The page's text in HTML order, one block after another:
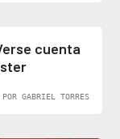
cuenta
POR GABRIEL TORRES